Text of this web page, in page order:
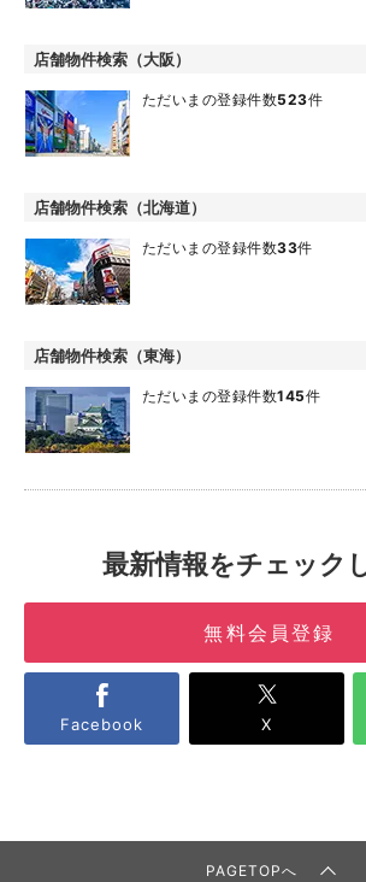
店舗物件検索（大阪）
ただいまの登録件数523件
店舗物件検索（北海道）
ただいまの登録件数33件
店舗物件検索（東海）
ただいまの登録件数145件
最新情報をチェック
無料会員登録
Facebook X
PAGETOPへ